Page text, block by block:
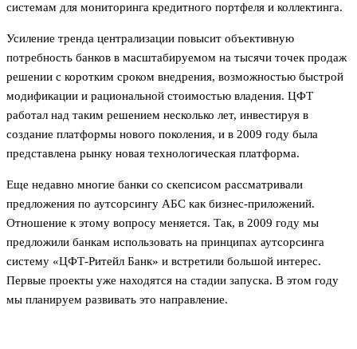
системам для мониторинга кредитного портфеля и коллектинга.
Усиление тренда централизации повысит объективную
потребность банков в масштабируемом на тысячи точек продаж
решении с коротким сроком внедрения, возможностью быстрой
модификации и рациональной стоимостью владения. ЦФТ
работал над таким решением несколько лет, инвестируя в
создание платформы нового поколения, и в 2009 году была
представлена рынку новая технологическая платформа.
Еще недавно многие банки со скепсисом рассматривали
предложения по аутсорсингу АБС как бизнес-приложений.
Отношение к этому вопросу меняется. Так, в 2009 году мы
предложили банкам использовать на принципах аутсорсинга
систему «ЦФТ-Ритейл Банк» и встретили большой интерес.
Первые проекты уже находятся на стадии запуска. В этом году
мы планируем развивать это направление.